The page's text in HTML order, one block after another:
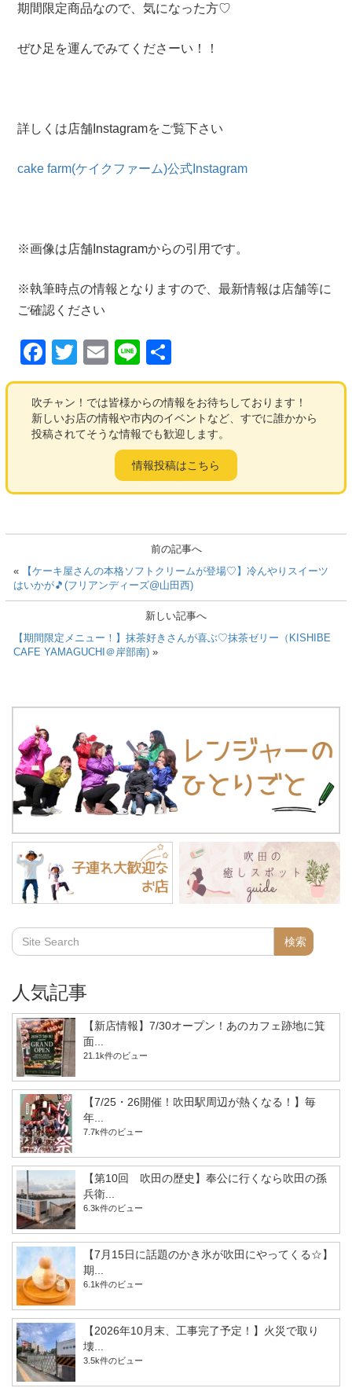
期間限定商品なので、気になった方♡
ぜひ足を運んでみてくださーい！！
詳しくは店舗Instagramをご覧下さい
cake farm(ケイクファーム)公式Instagram
※画像は店舗Instagramからの引用です。
※執筆時点の情報となりますので、最新情報は店舗等に
ご確認ください
F
a
c
e
o
k
T
wi
tt
er
E
m
ail
Li
n
e
有
吹チャン！では皆様からの情報をお待ちしております！
新しいお店の情報や市内のイベントなど、すでに誰かから
投稿されてそうな情報でも歓迎します。
情報投稿はこちら
前の記事へ
«
【ケーキ屋さんの本格ソフトクリームが登場♡】冷んやりスイーツ
はいかが🎵(フリアンディーズ@山田西)
新しい記事へ
【期間限定メニュー！】抹茶好きさんが喜ぶ♡抹茶ゼリー（KISHIBE
CAFE YAMAGUCHI＠岸部南) »
人気記事
【新店情報】7/30オープン！あのカフェ跡地に箕
面...
21.1k件のビュー
【7/25・26開催！吹田駅周辺が熱くなる！】毎
年...
7.7k件のビュー
【第10回 吹田の歴史】奉公に行くなら吹田の孫
兵衛...
6.3k件のビュー
【7月15日に話題のかき氷が吹田にやってくる☆】
期...
6.1k件のビュー
【2026年10月末、工事完了予定！】火災で取り
壊...
3.5k件のビュー